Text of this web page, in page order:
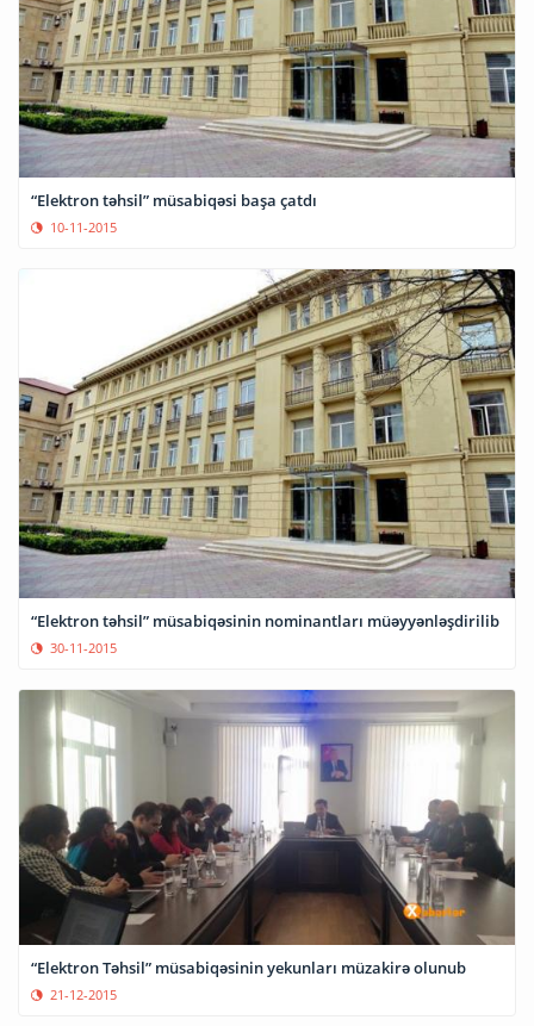
“Elektron təhsil” müsabiqəsi başa çatdı
10-11-2015
“Elektron təhsil” müsabiqəsinin nominantları müəyyənləşdirilib
30-11-2015
“Elektron Təhsil” müsabiqəsinin yekunları müzakirə olunub
21-12-2015